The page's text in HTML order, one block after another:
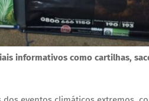
informativos como cartilhas,